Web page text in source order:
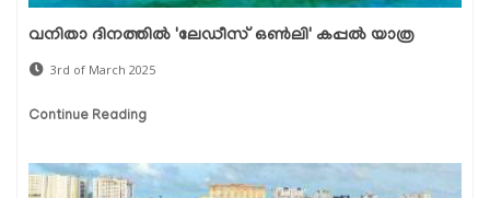
വനിതാ ദിനത്തിൽ 'ലേഡീസ് ഒൺലി' കപ്പൽ യാത്ര
3rd of March 2025
Continue Reading